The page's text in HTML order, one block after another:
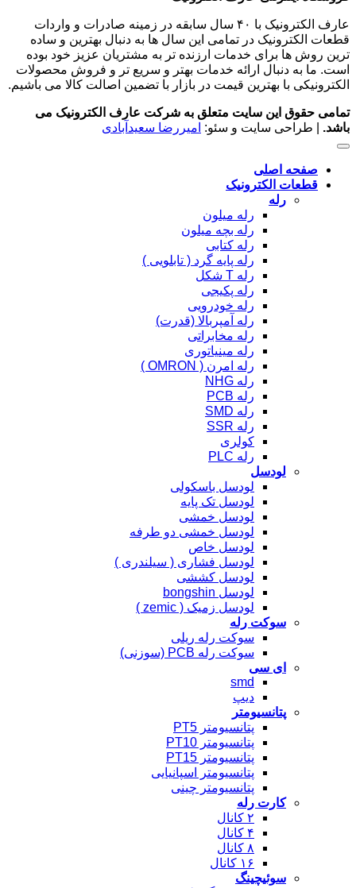
عارف الکترونیک با ۴۰ سال سابقه در زمینه صادرات و واردات
قطعات الکترونیک در تمامی این سال ها به دنبال بهترین و ساده
ترین روش ها برای خدمات ارزنده تر به مشتریان عزیز خود بوده
است. ما به دنبال ارائه خدمات بهتر و سریع تر و فروش محصولات
الکترونیکی با بهترین قیمت در بازار با تضمین اصالت کالا می باشیم.
تمامی حقوق این سایت متعلق به شرکت عارف الکترونیک می
باشد. | طراحی سایت و سئو: امیررضا سعیدآبادی
صفحه اصلی
قطعات الکترونیک
رله
رله میلون
رله بچه میلون
رله کتابی
رله پایه گرد ( تابلویی )
رله T شکل
رله پکیجی
رله خودرویی
رله آمپربالا (قدرت)
رله مخابراتی
رله مینیاتوری
رله امرن ( OMRON )
رله NHG
رله PCB
رله SMD
رله SSR
کولری
رله PLC
لودسل
لودسل باسکولی
لودسل تک پایه
لودسل خمشی
لودسل خمشی دو طرفه
لودسل خاص
لودسل فشاری ( سیلندری )
لودسل کششی
لودسل bongshin
لودسل زمیک ( zemic )
سوکت رله
سوکت رله ریلی
سوکت رله PCB (سوزنی)
ای سی
smd
دیپ
پتانسیومتر
پتانسیومتر PT5
پتانسیومتر PT10
پتانسیومتر PT15
پتانسیومتر اسپانیایی
پتانسیومتر چینی
کارت رله
۲ کانال
۴ کانال
۸ کانال
۱۶ کانال
سوئیچینگ